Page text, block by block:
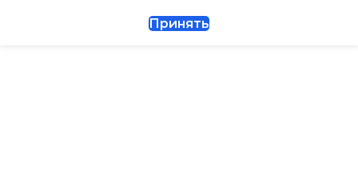
Принять